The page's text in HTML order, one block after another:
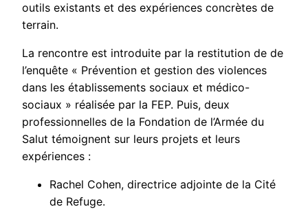
outils existants et des expériences concrètes de
terrain.
La rencontre est introduite par la restitution de de
l’enquête « Prévention et gestion des violences
dans les établissements sociaux et médico-
sociaux » réalisée par la FEP. Puis, deux
professionnelles de la Fondation de l’Armée du
Salut témoignent sur leurs projets et leurs
expériences :
Rachel Cohen, directrice adjointe de la Cité
de Refuge.